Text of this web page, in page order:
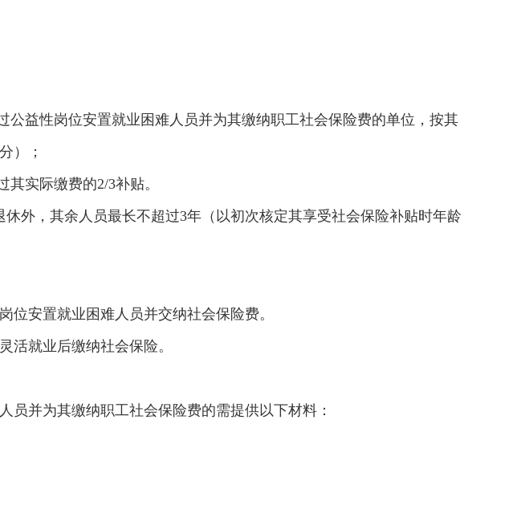
益性岗位安置就业困难人员并为其缴纳职工社会保险费的单位，按其
）；
实际缴费的2/3补贴。
外，其余人员最长不超过3年（以初次核定其享受社会保险补贴时年龄
安置就业困难人员并交纳社会保险费。
活就业后缴纳社会保险。
员并为其缴纳职工社会保险费的需提供以下材料：